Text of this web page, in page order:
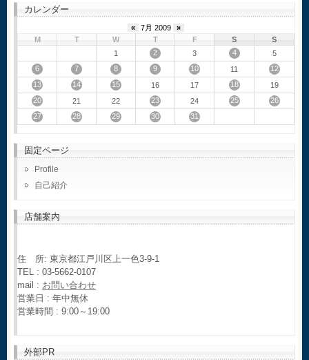
カレンダー
« 7月 2009
»
M
T W T F S
S
1
2 3 4
5
6
7 8 9 10 11
12
13
14 15 16 17 18
19
20
21 22 23 24 25
26
27
28 29 30 31
固定ページ
Profile
自己紹介
店舗案内
住 所: 東京都江戸川区上一色3-9-1
TEL : 03-5662-0107
mail : お問い合わせ
営業日 : 年中無休
営業時間 : 9:00～19:00
外部PR